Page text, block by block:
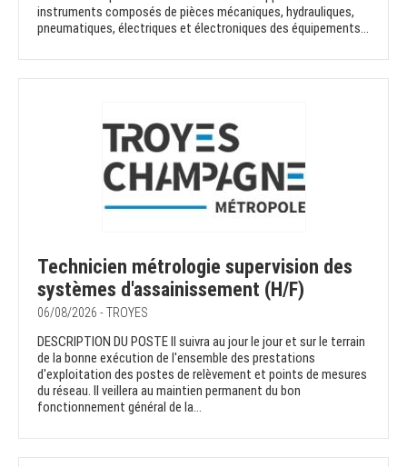
instruments composés de pièces mécaniques, hydrauliques,
pneumatiques, électriques et électroniques des équipements...
Technicien métrologie supervision des
systèmes d'assainissement (H/F)
06/08/2026 - TROYES
DESCRIPTION DU POSTE Il suivra au jour le jour et sur le terrain
de la bonne exécution de l'ensemble des prestations
d'exploitation des postes de relèvement et points de mesures
du réseau. Il veillera au maintien permanent du bon
fonctionnement général de la...